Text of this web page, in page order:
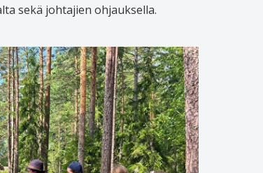
sekä johtajien ohjauksella.